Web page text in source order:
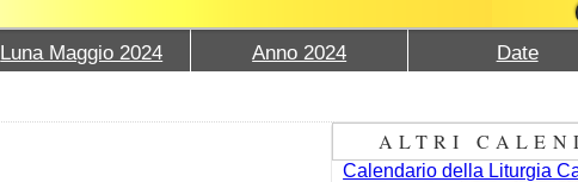
Luna Maggio 2024 Anno 2024 Date
ALTRI
Calendario della Liturgia